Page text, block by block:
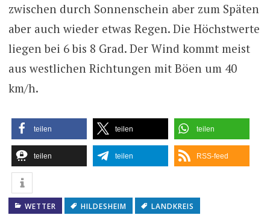
zwischen durch Sonnenschein aber zum Späten
aber auch wieder etwas Regen. Die Höchstwerte
liegen bei 6 bis 8 Grad. Der Wind kommt meist
aus westlichen Richtungen mit Böen um 40
km/h.
teilen teilen teilen
teilen teilen RSS-feed
WETTER HILDESHEIM LANDKREIS